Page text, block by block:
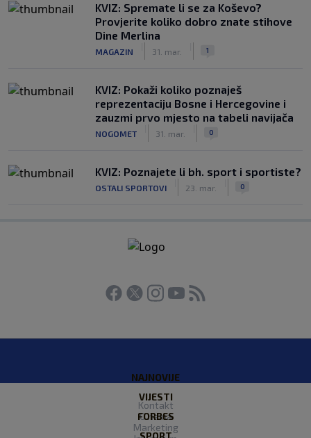
KVIZ: Spremate li se za Koševo?
Provjerite koliko dobro znate stihove
Dine Merlina
MAGAZIN 31. mar. 1
KVIZ: Pokaži koliko poznaješ
reprezentaciju Bosne i Hercegovine i
zauzmi prvo mjesto na tabeli navijača
NOGOMET 31. mar. 0
KVIZ: Poznajete li bh. sport i sportiste?
OSTALI SPORTOVI 23. mar. 0
NAJNOVIJE
VIJESTI
FORBES
SPORT
Kontakt
O nama
Marketing